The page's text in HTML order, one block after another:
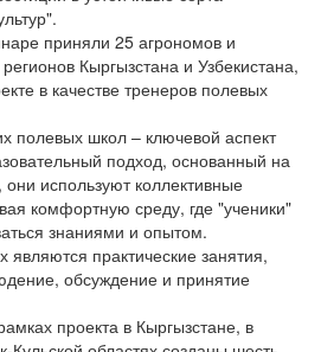
приняли 25 агрономов и
Кыргызстана и Узбекистана,
в качестве тренеров полевых
полевых школ – ключевой аспект
подход, основанный на
используют коллективные
комфортную среду, где "ученики"
знаниями и опытом.
практические занятия,
обсуждение и принятие
проекта в Кыргызстане, в